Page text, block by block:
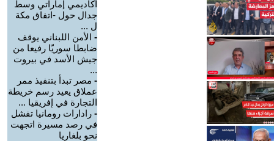
أكاديمي إماراتي وسط
جدال حول -اتفاق مكة
ل ...
- الأمن اللبناني يوقف
ضابطا سوريّا رفيعا من
جيش الأسد في بيروت
...
- مصر تبدأ بتنفيذ ممر
عملاق يعيد رسم خريطة
التجارة في إفريقيا ...
- رادارات رومانيا تفشل
في رصد مسيرة اتجهت
نحو بلغاريا